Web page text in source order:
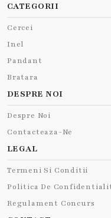
CATEGORII
Cercei
Inel
Pandant
Bratara
DESPRE NOI
Despre Noi
Contacteaza-Ne
LEGAL
Termeni Si Conditii
Politica De
Regulament Concurs